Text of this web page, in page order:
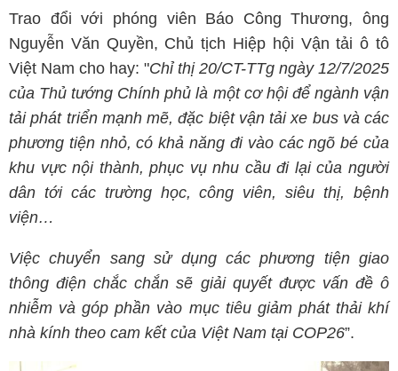
Trao đổi với phóng viên Báo Công Thương, ông
Nguyễn Văn Quyền, Chủ tịch Hiệp hội Vận tải ô tô
Việt Nam cho hay: "Chỉ thị 20/CT-TTg ngày 12/7/2025
của Thủ tướng Chính phủ là một cơ hội để ngành vận
tải phát triển mạnh mẽ, đặc biệt vận tải xe bus và các
phương tiện nhỏ, có khả năng đi vào các ngõ bé của
khu vực nội thành, phục vụ nhu cầu đi lại của người
dân tới các trường học, công viên, siêu thị, bệnh
viện…
Việc chuyển sang sử dụng các phương tiện giao
thông điện chắc chắn sẽ giải quyết được vấn đề ô
nhiễm và góp phần vào mục tiêu giảm phát thải khí
nhà kính theo cam kết của Việt Nam tại COP26”.